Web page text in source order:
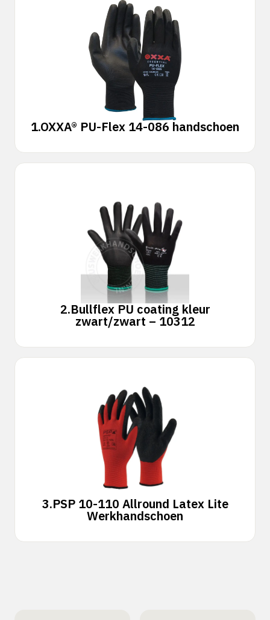
1.OXXA® PU-Flex 14-086 handschoen
2.Bullflex PU coating kleur
zwart/zwart – 10312
3.PSP 10-110 Allround Latex Lite
Werkhandschoen